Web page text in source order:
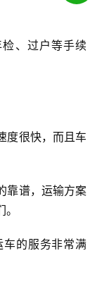
、过户等手续
度很快，而且车
靠谱，运输方案
车的服务非常满